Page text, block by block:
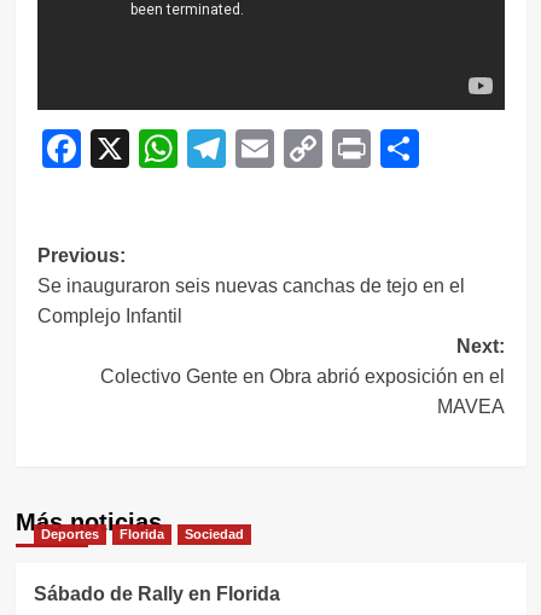
Facebook
X WhatsApp
Telegram
EmailCopy
Print
Navegación
de
entradas
Previous:
Se inauguraron seis nuevas canchas de tejo en el
Complejo Infantil
Next:
Colectivo Gente en Obra abrió exposición en el
MAVEA
Más noticias
Deportes Florida Sociedad
Sábado de Rally en Florida